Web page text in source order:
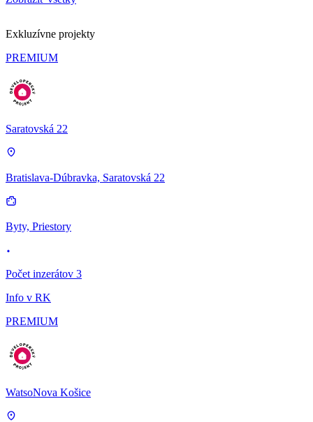
Exkluzívne projekty
PREMIUM
Saratovská 22
Bratislava-Dúbravka, Saratovská 22
Byty, Priestory
Počet inzerátov 3
Info v RK
PREMIUM
WatsoNova Košice